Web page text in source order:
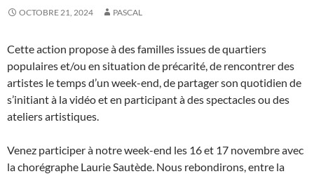
OCTOBRE 21, 2024 PASCAL
Cette action propose à des familles issues de quartiers
populaires et/ou en situation de précarité, de rencontrer des
artistes le temps d’un week-end, de partager son quotidien de
s’initiant à la vidéo et en participant à des spectacles ou des
ateliers artistiques.
Venez participer à notre week-end les 16 et 17 novembre avec
la chorégraphe Laurie Sautède. Nous rebondirons, entre la